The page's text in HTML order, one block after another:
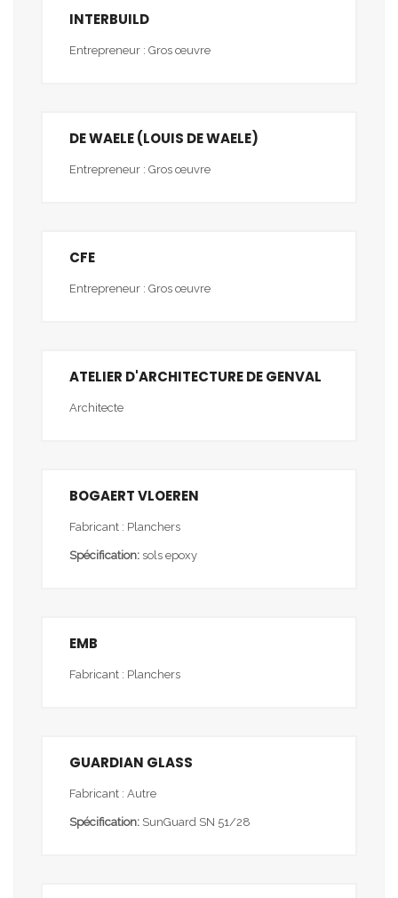
INTERBUILD
Entrepreneur : Gros œuvre
DE WAELE (LOUIS DE WAELE)
Entrepreneur : Gros œuvre
CFE
Entrepreneur : Gros œuvre
ATELIER D'ARCHITECTURE DE GENVAL
Architecte
BOGAERT VLOEREN
Fabricant : Planchers
Spécification: sols epoxy
EMB
Fabricant : Planchers
GUARDIAN GLASS
Fabricant : Autre
Spécification: SunGuard SN 51/28